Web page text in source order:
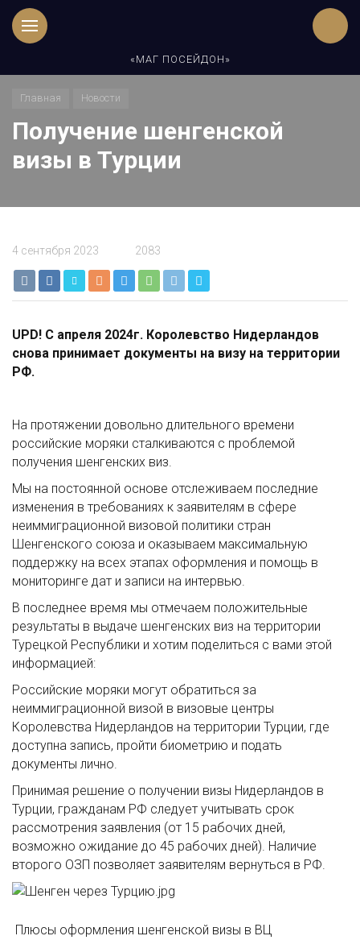
«МАГ ПОСЕЙДОН»
Главная Новости
Получение шенгенской
визы в Турции
4 сентября 2023 2083
UPD! С апреля 2024г. Королевство Нидерландов
снова принимает документы на визу на территории
РФ.
На протяжении довольно длительного времени
российские моряки сталкиваются с проблемой
получения шенгенских виз.
Мы на постоянной основе отслеживаем последние
изменения в требованиях к заявителям в сфере
неиммиграционной визовой политики стран
Шенгенского союза и оказываем максимальную
поддержку на всех этапах оформления и помощь в
мониторинге дат и записи на интервью.
В последнее время мы отмечаем положительные
результаты в выдаче шенгенских виз на территории
Турецкой Республики и хотим поделиться с вами этой
информацией:
Российские моряки могут обратиться за
неиммиграционной визой в визовые центры
Королевства Нидерландов на территории Турции, где
доступна запись, пройти биометрию и подать
документы лично.
Принимая решение о получении визы Нидерландов в
Турции, гражданам РФ следует учитывать срок
рассмотрения заявления (от 15 рабочих дней,
возможно ожидание до 45 рабочих дней). Наличие
второго ОЗП позволяет заявителям вернуться в РФ.
Плюсы оформления шенгенской визы в ВЦ